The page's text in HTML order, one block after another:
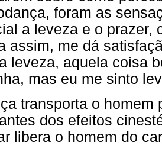
foram as
a leveza e o prazer,
assim, me dá
leveza, aquela coisa
mas eu me sinto
transporta o homem
dos efeitos
libera o homem do